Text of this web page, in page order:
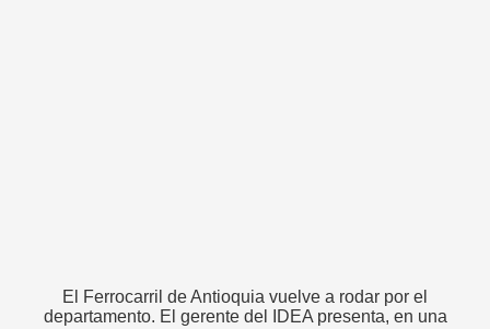
El Ferrocarril de Antioquia vuelve a rodar por el
departamento. El gerente del IDEA presenta, en una